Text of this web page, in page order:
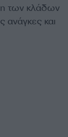
των κλάδων
ανάγκες και